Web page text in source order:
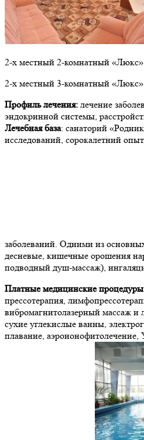
2-х местный 2-комнатный «Люкс»
2-х местный 3-комнатный «Люкс»
Профиль лечения: лечение
эндокринной системы,
Лечебная база: санаторий
исследований, сорокалетний
заболеваний. Одними из
десневые, кишечные орошения
подводный душ-массаж),
Платные медицинские процедуры
прессотерапия,
вибромагнитолазерный массаж и
сухие углекислые ванны,
плавание, аэроионофитолечение,